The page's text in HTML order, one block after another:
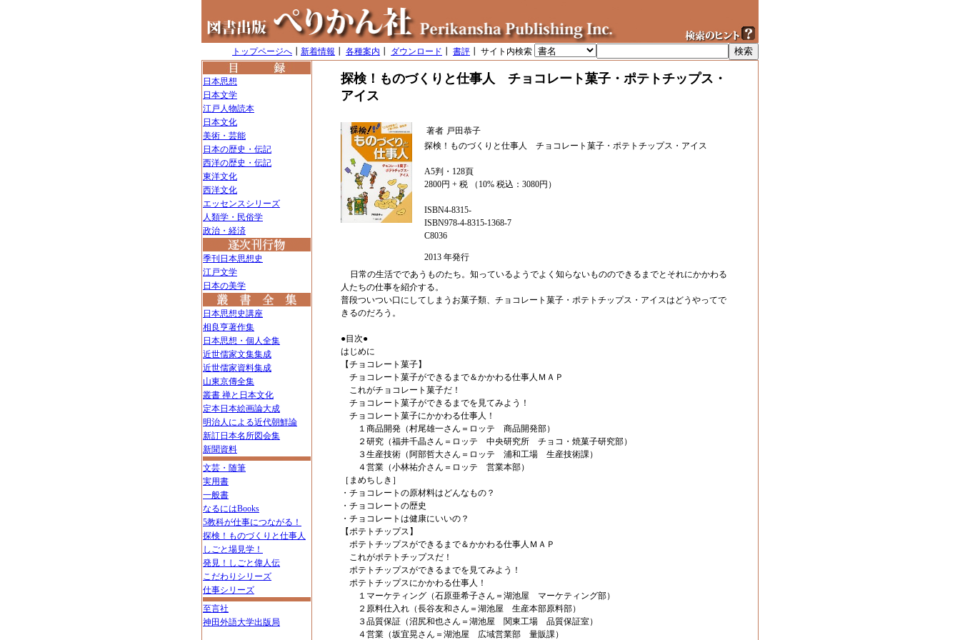
トップページへ 新着情報 各種案内 ダウンロード 書評 ┃ サイト内検索
日本思想
日本文学
江戸人物読本
日本文化
美術・芸能
日本の歴史・伝記
西洋の歴史・伝記
東洋文化
西洋文化
エッセンスシリーズ
人類学・民俗学
政治・経済
季刊日本思想史
江戸文学
日本の美学
日本思想史講座
相良亨著作集
日本思想・個人全集
近世儒家文集集成
近世儒家資料集成
山東京傳全集
叢書 禅と日本文化
定本日本絵画論大成
明治人による近代朝鮮論
新訂日本名所図会集
新聞資料
文芸・随筆
実用書
一般書
なるにはBooks
5教科が仕事につながる！
探検！ものづくりと仕事人
しごと場見学！
発見！しごと偉人伝
こだわりシリーズ
仕事シリーズ
至言社
神田外語大学出版局
探検！ものづくりと仕事人 チョコレート菓子・ポテトチップス・
アイス
著者 戸田恭子
探検！ものづくりと仕事人 チョコレート菓子・ポテトチップス・アイス
A5判・128頁
2800円 + 税 （10% 税込：3080円）
ISBN4-8315-
ISBN978-4-8315-1368-7
C8036
2013 年発行
日常の生活でであうものたち。知っているようでよく知らないもののできるまでとそれにかかわる
人たちの仕事を紹介する。
普段ついつい口にしてしまうお菓子類、チョコレート菓子・ポテトチップス・アイスはどうやってで
きるのだろう。
●目次●
はじめに
【チョコレート菓子】
チョコレート菓子ができるまで＆かかわる仕事人ＭＡＰ
これがチョコレート菓子だ！
チョコレート菓子ができるまでを見てみよう！
チョコレート菓子にかかわる仕事人！
１商品開発（村尾雄一さん＝ロッテ 商品開発部）
２研究（福井千晶さん＝ロッテ 中央研究所 チョコ・焼菓子研究部）
３生産技術（阿部哲大さん＝ロッテ 浦和工場 生産技術課）
４営業（小林祐介さん＝ロッテ 営業本部）
［まめちしき］
・チョコレートの原材料はどんなもの？
・チョコレートの歴史
・チョコレートは健康にいいの？
【ポテトチップス】
ポテトチップスができるまで＆かかわる仕事人ＭＡＰ
これがポテトチップスだ！
ポテトチップスができるまでを見てみよう！
ポテトチップスにかかわる仕事人！
１マーケティング（石原亜希子さん＝湖池屋 マーケティング部）
２原料仕入れ（長谷友和さん＝湖池屋 生産本部原料部）
３品質保証（沼尻和也さん＝湖池屋 関東工場 品質保証室）
４営業（坂宜晃さん＝湖池屋 広域営業部 量販課）